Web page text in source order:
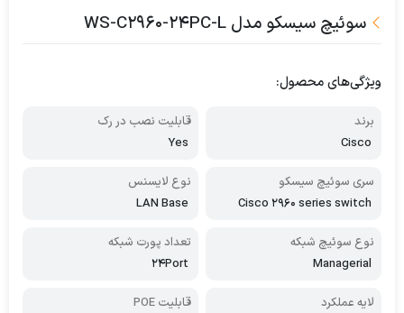
سوئیچ سیسکو مدل WS-C2960-24PC-L
ویژگی‌های محصول:
برند
Cisco
قابلیت نصب در رک
Yes
سری سوئیچ سیسکو
Cisco 2960 series switch
نوع لایسنس
LAN Base
نوع سوئیچ شبکه
Managerial
تعداد پورت شبکه
24Port
لایه عملکرد
قابلیت POE